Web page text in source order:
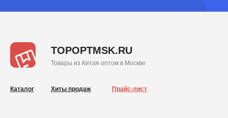
Каталог Хиты продаж Прайс-лист
TOPOPTMSK.RU
Товары из Китая оптом в Москве